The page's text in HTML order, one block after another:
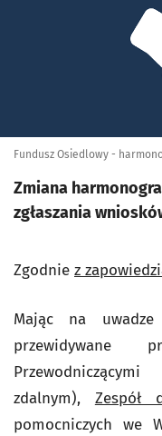
Fundusz Osiedlowy -
Zmiana
zgłaszania
Zgodnie z
Mając na
przewidywane
zdalnym), Zespół
pomocniczych we